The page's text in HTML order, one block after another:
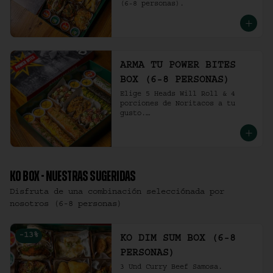
(6-8 personas).
ARMA TU POWER BITES
BOX (6-8 PERSONAS)
Elige 5 Heads Will Roll & 4
porciones de Noritacos a tu
gusto.
KO BOX - NUESTRAS SUGERIDAS
Disfruta de una combinación selecciónada por
nosotros (6-8 personas)
-13 %
KO DIM SUM BOX (6-8
PERSONAS)
3 Und Curry Beef Samosa.